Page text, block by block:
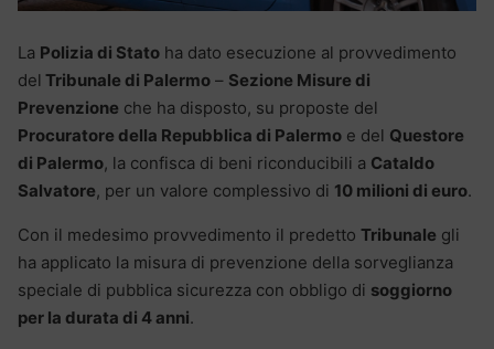
La Polizia di Stato ha dato esecuzione al provvedimento
del Tribunale di Palermo – Sezione Misure di
Prevenzione che ha disposto, su proposte del
Procuratore della Repubblica di Palermo e del Questore
di Palermo, la confisca di beni riconducibili a Cataldo
Salvatore, per un valore complessivo di 10 milioni di euro.
Con il medesimo provvedimento il predetto Tribunale gli
ha applicato la misura di prevenzione della sorveglianza
speciale di pubblica sicurezza con obbligo di soggiorno
per la durata di 4 anni.